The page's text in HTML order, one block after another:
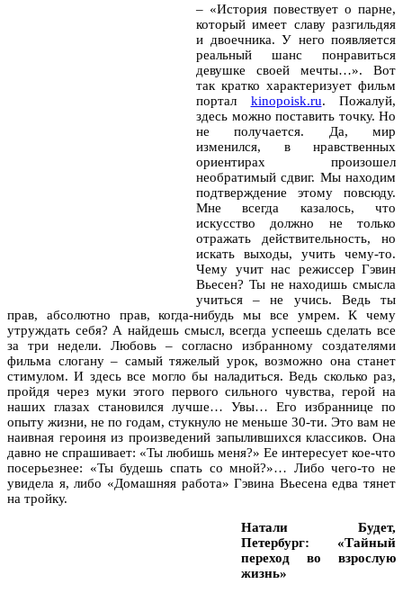
– «История повествует о парне,
который имеет славу разгильдяя
и двоечника. У него появляется
реальный шанс понравиться
девушке своей мечты…». Вот
так кратко характеризует фильм
портал kinopoisk.ru. Пожалуй,
здесь можно поставить точку. Но
не получается. Да, мир
изменился, в нравственных
ориентирах произошел
необратимый сдвиг. Мы находим
подтверждение этому повсюду.
Мне всегда казалось, что
искусство должно не только
отражать действительность, но
искать выходы, учить чему-то.
Чему учит нас режиссер Гэвин
Вьесен? Ты не находишь смысла
учиться – не учись. Ведь ты
прав, абсолютно прав, когда-нибудь мы все умрем. К чему
утруждать себя? А найдешь смысл, всегда успеешь сделать все
за три недели. Любовь – согласно избранному создателями
фильма слогану – самый тяжелый урок, возможно она станет
стимулом. И здесь все могло бы наладиться. Ведь сколько раз,
пройдя через муки этого первого сильного чувства, герой на
наших глазах становился лучше… Увы… Его избраннице по
опыту жизни, не по годам, стукнуло не меньше 30-ти. Это вам не
наивная героиня из произведений запылившихся классиков. Она
давно не спрашивает: «Ты любишь меня?» Ее интересует кое-что
посерьезнее: «Ты будешь спать со мной?»… Либо чего-то не
увидела я, либо «Домашняя работа» Гэвина Вьесена едва тянет
на тройку.
Натали Будет,
Петербург: «Тайный
переход во взрослую
жизнь»